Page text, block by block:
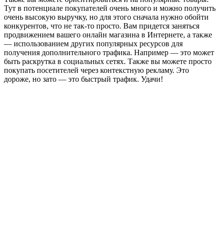
Тут в потенциале покупателей очень много и можно получить
очень высокую выручку, но для этого сначала нужно обойти
конкурентов, что не так-то просто. Вам придется заняться
продвижением вашего онлайн магазина в Интернете, а также
— использованием других популярных ресурсов для
получения дополнительного трафика. Например — это может
быть раскрутка в социальных сетях. Также вы можете просто
покупать посетителей через контекстную рекламу. Это
дороже, но зато — это быстрый трафик. Удачи!